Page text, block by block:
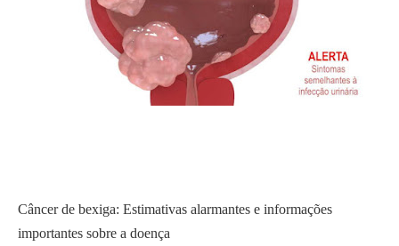
Câncer de bexiga: Estimativas alarmantes e informações
importantes sobre a doença